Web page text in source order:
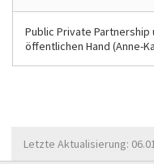
Public Private Partnership
öffentlichen Hand (Anne-
Letzte Aktualisierung: